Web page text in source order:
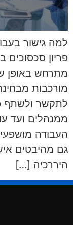
למה גישור
פריון
מתרחש באופן
מורכבות
לתקשר ולשתף
ממנהלים ועד
העבודה
גם מהיבטים
היררכיה […]